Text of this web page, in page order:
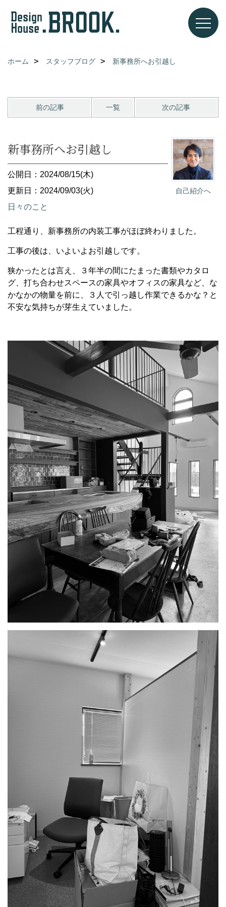
ホーム スタッフブログ 新事務所へお引越し
前の記事 一覧 次の記事
自己紹介へ
新事務所へお引越し
公開日：2024/08/15(木)
更新日：2024/09/03(火)
日々のこと
工程通り、新事務所の内装工事がほぼ終わりました。
工事の後は、いよいよお引越しです。
狭かったとは言え、３年半の間にたまった書類やカタロ
グ、打ち合わせスペースの家具やオフィスの家具など、な
かなかの物量を前に、３人で引っ越し作業できるかな？と
不安な気持ちが芽生えていました。